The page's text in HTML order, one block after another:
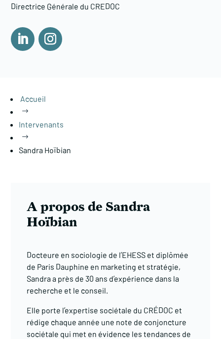
Directrice Générale du CREDOC
Accueil
$
Intervenants
$
Sandra Hoïbian
A propos de Sandra
Hoïbian
Docteure en sociologie de l’EHESS et diplômée
de Paris Dauphine en marketing et stratégie,
Sandra a près de 30 ans d’expérience dans la
recherche et le conseil.
Elle porte l’expertise sociétale du CRÉDOC et
rédige chaque année une note de conjoncture
sociétale qui met en évidence les tendances de